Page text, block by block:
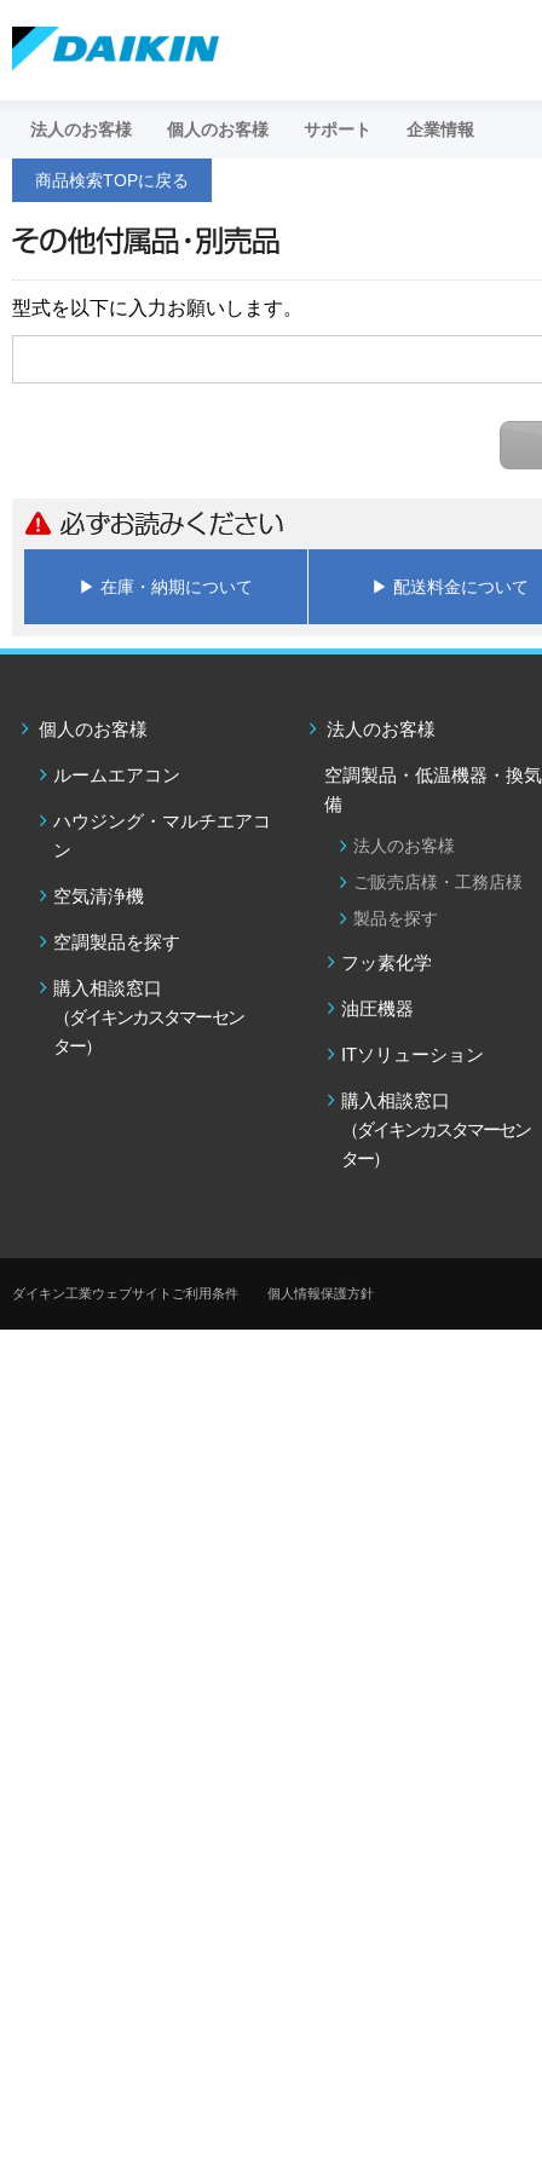
法人のお客様 個人のお客様
家庭用製品
ヒートポンプ給湯機
エコキュート
おひさまエコキュート
住まい向け
遠赤外線暖
全館換気・
ネットでコ
サポート
（ダイキンコンタクトセンター）
企業情報
ダイキンについて
商品検索TOPに戻る
型式を以下に入力お願いします。
▶ 在庫・納期について ▶ 配送料金について
個人のお客様
ルームエアコン
ハウジング・マルチエアコ
ン
空気清浄機
空調製品を探す
購入相談窓口
（ダイキンカスタマーセン
ター）
法人のお客様
空調製品・低温機器・換
備
法人のお客様
ご販売店様・工務店様
製品を探す
フッ素化学
油圧機器
ITソリューション
購入相談窓口
（ダイキンカスタマーセン
ター）
ダイキン工業ウェブサイトご利用条件 個人情報保護方針